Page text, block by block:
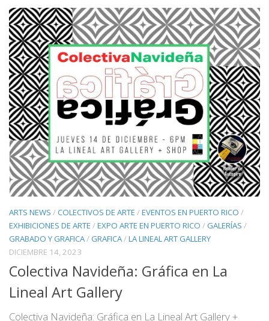
ARTS NEWS /COLECTIVOS DE ARTE /EVENTOS EN PUERTO RICO /
EXHIBICIONES DE ARTE /EXPO ARTE EN PUERTO RICO / GALERÍAS /
GRABADO Y GRAFICA / GRAFICA /LA LINEAL ART GALLERY
DICIEMBRE 14, 2023
Colectiva Navideña: Gráfica en La
Lineal Art Gallery
Colectiva Navideña: Gráfica en La Lineal Art Gallery +